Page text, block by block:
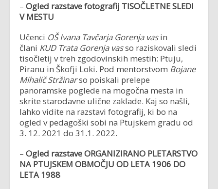
– Ogled razstave fotografij TISOČLETNE SLEDI
V MESTU
Učenci OŠ Ivana Tavčarja Gorenja vasin
člani KUD Trata Gorenja vasso raziskovali sledi
tisočletij v treh zgodovinskih mestih: Ptuju,
Piranu in Škofji Loki. Pod mentorstvom Bojane
Mihalič Stržinarso poiskali prelepe
panoramske poglede na mogočna mesta in
skrite starodavne ulične zaklade. Kaj so našli,
lahko vidite na razstavi fotografij, ki bo na
ogled v pedagoški sobi na Ptujskem gradu od
3. 12. 2021 do 31.1. 2022.
– Ogled razstave ORGANIZIRANO PLETARSTVO
NA PTUJSKEM OBMOČJU OD LETA 1906 DO
LETA 1988